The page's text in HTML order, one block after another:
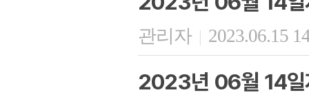
관리자 | 2023.06.15
2023년 06월 14일